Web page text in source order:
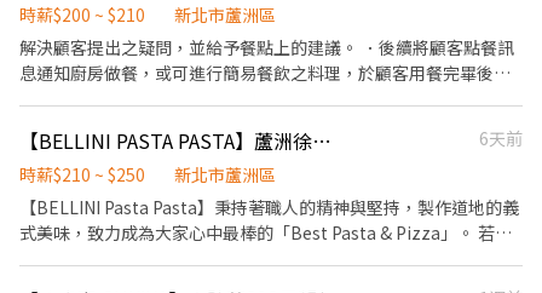
本」的舒適工作環境。 ⭕基本保障 ①加班費(以5分鐘為單位計算)
②勞保、健保、意外險 ③每月提撥勞工退休新制6% ④特休／年假
按照勞基法規定 ⑤颱風天出勤津貼補助 ⑥員工店內用餐折扣 ⑦提供
員工制服 ⑧任職一年後提供免費健檢
加入三澧餐飲集團。 -----------------------------------------------
--------------------------- 『加入三澧 成為家人』共同創造無限可
能。 1998年於台灣成立-日商三澧餐飲集團 HUMAX ASIA，屬於日
本Wondertable餐飲集團在台分公司。 深耕台灣多年的日本與義大
利美食連鎖品牌，旗下六大連鎖餐飲品牌包含， ★義式料理餐廳：
BELLINI CAFFÈ、BELLINI Pasta Pasta、MOLINO手工義大利麵 ★
吉屋、吉天麩羅 全台直營店鋪皆位於各大百貨商場，並持續穩定發
展中。 -------------------------------------------------------------
------------- 【應徵須知】 ①詳閱工作內容後，請審慎提出應徵申
請。 ②履歷初審合適者，將邀請實體面談，初審資格不符者則不另
行通知。 ③錄取的實際任用職稱及薪資，依面談結果與經驗核定職
洗滌與環境清潔 5. 完成主管交付工作 ✅工作時段 (1)早班：
09:00~18:00 (2)中班：12:00~21:00 (3)晚班：18:00~22:30 (排班區
間另安排休息時間，週六、週日有一天可排班者尤佳。) ※彈性排班
排班時數須達60小時以上。 ✅提供免費溫馨員工餐點、交通便利通
勤上班很方便。 ✅歡迎無餐飲工作經驗、對餐飲業有熱忱的您，加
------------------------ 『加入三澧 成為家人』共同創造無限可能。
1998年於台灣成立-日商三澧餐飲集團 HUMAX ASIA，屬於日本
Wondertable餐飲集團在台分公司。 深耕台灣多年的日本與義大利
時薪$200 ~ $210
新北市蘆洲區
解決顧客提出之疑問，並給予餐點上的建議。 ．後續將顧客點餐訊
息通知廚房做餐，或可進行簡易餐飲之料理，於顧客用餐完畢後，
各種食材。 ．負責清理工作環境、設備和餐具。 ．準備不同餐點所
需要的食材。 ．協助測量食材的容量與重量。 ．負責擺盤、打包外
帶服務。
【BELLINI PASTA PASTA】蘆洲徐匯店-外場兼職(中,晚)-B10
6天前
時薪$210 ~ $250
新北市蘆洲區
【BELLINI Pasta Pasta】秉持著職人的精神與堅持，製作道地的義
式美味，致力成為大家心中最棒的「Best Pasta & Pizza」。 若您